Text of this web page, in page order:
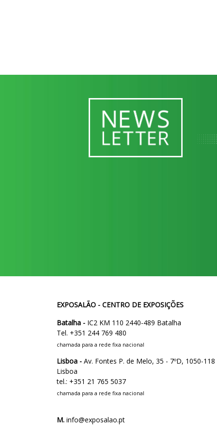
EXPOSALÃO - CENTRO DE EXPOSIÇÕES
Batalha - IC2 KM 110 2440-489 Batalha
Tel. +351 244 769 480
chamada para a rede fixa nacional
Lisboa - Av. Fontes P. de Melo, 35 - 7ºD, 1050-118
Lisboa
tel.: +351 21 765 5037
chamada para a rede fixa nacional
M. info@exposalao.pt